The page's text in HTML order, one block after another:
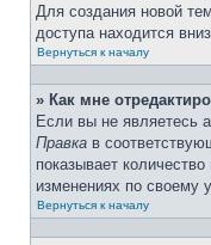
Для создания новой
доступа находится
Вернуться к началу
» Как мне
Если вы не являетесь
Правка в
показывает
изменениях по своему
Вернуться к началу